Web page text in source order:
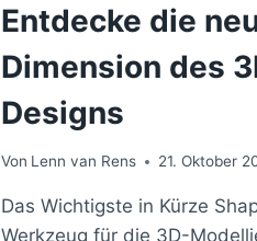
Entdecke die
Dimension des
Designs
Von Lenn van Rens 21. Oktober
Das Wichtigste in Kürze
Werkzeug für die 3D-